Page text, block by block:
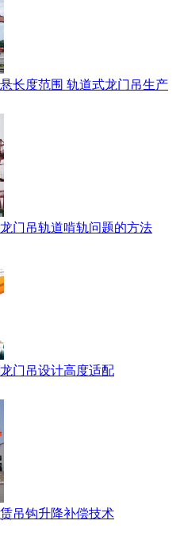
长度范围 轨道式龙门吊生产
门吊轨道啃轨问题的方法
门吊设计高度适配
吊钩升降补偿技术